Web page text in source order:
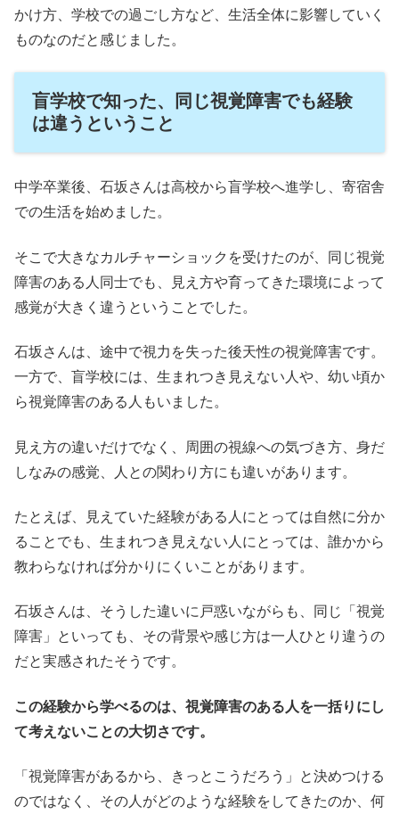
かけ方、学校での過ごし方など、生活全体に影響していく
ものなのだと感じました。
盲学校で知った、同じ視覚障害でも経験
は違うということ
中学卒業後、石坂さんは高校から盲学校へ進学し、寄宿舎
での生活を始めました。
そこで大きなカルチャーショックを受けたのが、同じ視覚
障害のある人同士でも、見え方や育ってきた環境によって
感覚が大きく違うということでした。
石坂さんは、途中で視力を失った後天性の視覚障害です。
一方で、盲学校には、生まれつき見えない人や、幼い頃か
ら視覚障害のある人もいました。
見え方の違いだけでなく、周囲の視線への気づき方、身だ
しなみの感覚、人との関わり方にも違いがあります。
たとえば、見えていた経験がある人にとっては自然に分か
ることでも、生まれつき見えない人にとっては、誰かから
教わらなければ分かりにくいことがあります。
石坂さんは、そうした違いに戸惑いながらも、同じ「視覚
障害」といっても、その背景や感じ方は一人ひとり違うの
だと実感されたそうです。
この経験から学べるのは、視覚障害のある人を一括りにし
て考えないことの大切さです。
「視覚障害があるから、きっとこうだろう」と決めつける
のではなく、その人がどのような経験をしてきたのか、何